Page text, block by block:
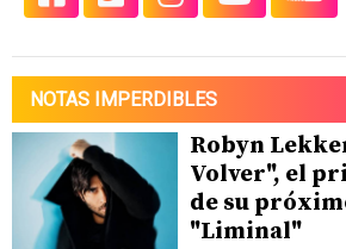
NOTAS IMPERDIBLES
Robyn
Volver", el
de su
"Liminal"